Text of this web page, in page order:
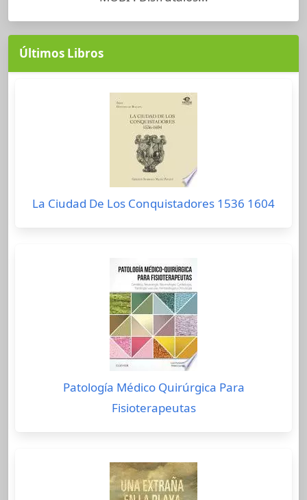
Últimos Libros
La Ciudad De Los Conquistadores 1536 1604
Patología Médico Quirúrgica Para
Fisioterapeutas